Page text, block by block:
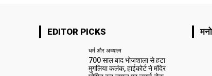
EDITOR PICKS
धर्म और अध्यात्म
700 साल बाद भोजशाला से हटा
मुगलिया कलंक, हाईकोर्ट ने मंदिर